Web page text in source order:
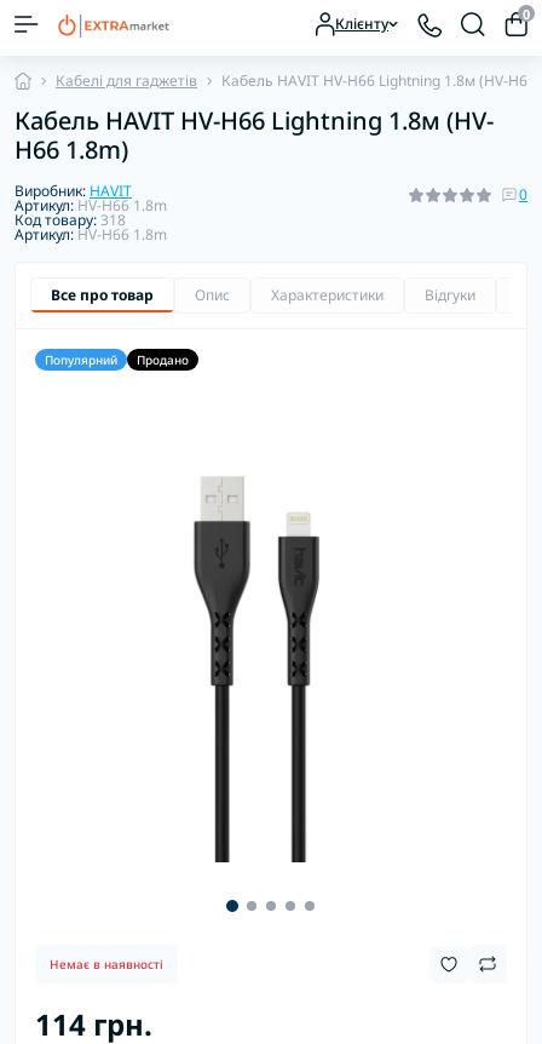
Клієнту 0
Кабелі для гаджетів Кабель HAVIT HV-H66 Lightning 1.8м (HV-H66
Кабель HAVIT HV-H66 Lightning 1.8м (HV-
H66 1.8m)
Виробник: HAVIT
Артикул: HV-H66 1.8m
Код товару:318
Артикул: HV-H66 1.8m
0
Все про товар Опис Характеристики Відгуки
Популярний Продано
Немає в наявності
114 грн.